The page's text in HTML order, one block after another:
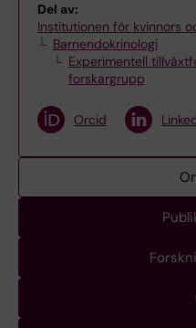
Del av:
Institutionen för kvinnors
Barnendokrinologi
Experimentell
forskargrupp
Orcid